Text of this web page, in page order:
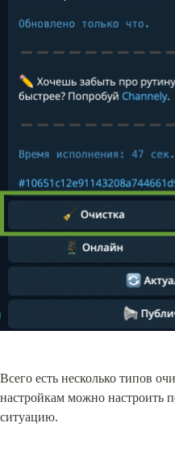
Всего есть несколько типов
настройкам можно настроить
ситуацию.